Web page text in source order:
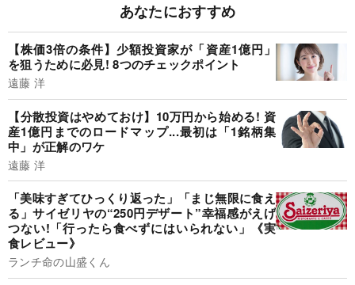
あなたにおすすめ
【株価3倍の条件】少額投資家が「資産1億円」
を狙うために必見! 8つのチェックポイント
遠藤 洋
【分散投資はやめておけ】10万円から始める! 資
産1億円までのロードマップ...最初は「1銘柄集
中」が正解のワケ
遠藤 洋
「美味すぎてひっくり返った」「まじ無限に食え
る」サイゼリヤの“250円デザート”幸福感がえげ
つない!「行ったら食べずにはいられない」《実
食レビュー》
ランチ命の山盛くん